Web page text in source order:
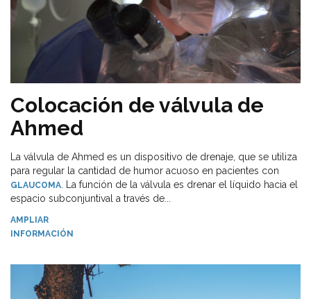
Colocación de válvula de
Ahmed
La válvula de Ahmed es un dispositivo de drenaje, que se utiliza
para regular la cantidad de humor acuoso en pacientes con
GLAUCOMA . La función de la válvula es drenar el líquido hacia el
espacio subconjuntival a través de...
AMPLIAR
INFORMACIÓN